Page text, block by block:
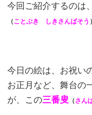
今回ご紹介するのは
（ことぶき しきさんばそう ）
今日の絵は、お祝い
お正月など、舞台の
が、この三番叟 （さん